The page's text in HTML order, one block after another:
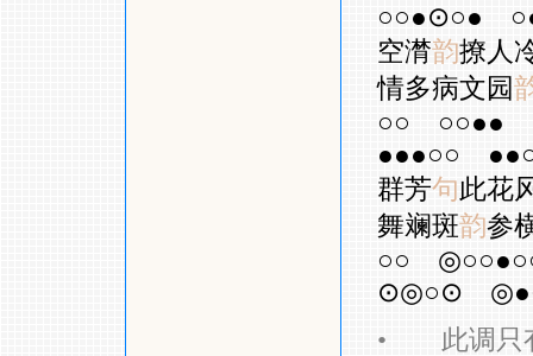
○○●⊙○●
空潸韵撩人
情多病文园
○○
○○●●
●●●○○
群芳句此花
舞斓斑韵参
○○
⊙◎○⊙
• 此调只有